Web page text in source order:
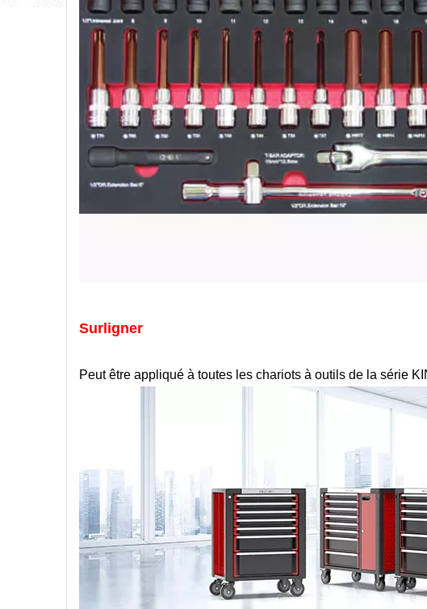
Surligner
Peut être appliqué à toutes les chariots à outils de la série